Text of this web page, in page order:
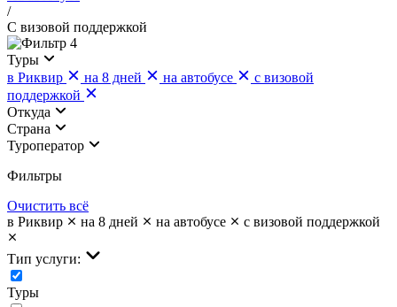
/
С визовой поддержкой
4
Туры
в Риквир
на 8 дней на автобусе
с визовой
поддержкой
Откуда
Страна
Туроператор
Фильтры
Очистить всё
в Риквир
на 8 дней на автобусе с визовой поддержкой
Тип услуги:
Туры